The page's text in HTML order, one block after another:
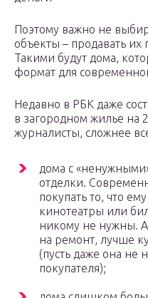
Поэтому важно не
объекты – продавать их
Такими будут дома,
формат для
Недавно в РБК даже
в загородном жилье на
журналисты, сложнее
дома с
отделки.
покупать то, что
кинотеатры или
никому не нужны.
на ремонт, лучше
(пусть даже она не
покупателя);